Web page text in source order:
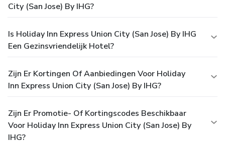
City (San Jose) By IHG?
Is Holiday Inn Express Union City (San Jose) By IHG
Een Gezinsvriendelijk Hotel?
Zijn Er Kortingen Of Aanbiedingen Voor Holiday
Inn Express Union City (San Jose) By IHG?
Zijn Er Promotie- Of Kortingscodes Beschikbaar
Voor Holiday Inn Express Union City (San Jose) By
IHG?